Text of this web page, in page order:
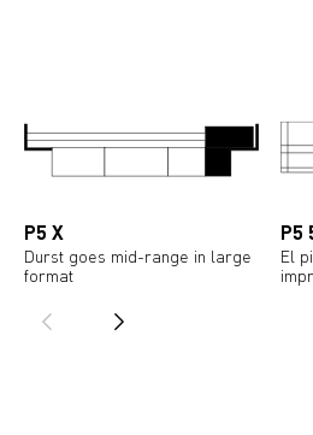
P5 X
Durst goes mid-range in large
format
P5
El